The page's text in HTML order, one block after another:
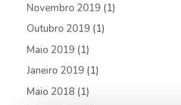
Novembro 2019(1)
Outubro 2019(1)
Maio 2019(1)
Janeiro 2019(1)
Maio 2018(1)